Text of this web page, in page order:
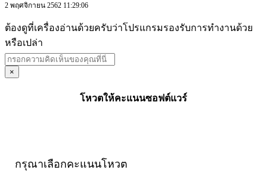
2 พฤศจิกายน 2562 11:29:06
ต้องดูที่เครื่องอ่านด้วยครับว่าโปรแกรมรองรับการทำงานด้วย
หรือเปล่า
×
โหวตให้คะแนนซอฟต์แวร์
กรุณาเลือกคะแนนโหวต